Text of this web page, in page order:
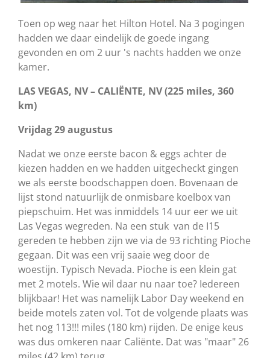
Toen op weg naar het Hilton Hotel. Na 3 pogingen
hadden we daar eindelijk de goede ingang
gevonden en om 2 uur 's nachts hadden we onze
kamer.
LAS VEGAS, NV – CALIËNTE, NV (225 miles, 360
km)
Vrijdag 29 augustus
Nadat we onze eerste bacon & eggs achter de
kiezen hadden en we hadden uitgecheckt gingen
we als eerste boodschappen doen. Bovenaan de
lijst stond natuurlijk de onmisbare koelbox van
piepschuim. Het was inmiddels 14 uur eer we uit
Las Vegas wegreden. Na een stuk van de I15
gereden te hebben zijn we via de 93 richting Pioche
gegaan. Dit was een vrij saaie weg door de
woestijn. Typisch Nevada. Pioche is een klein gat
met 2 motels. Wie wil daar nu naar toe? Iedereen
blijkbaar! Het was namelijk Labor Day weekend en
beide motels zaten vol. Tot de volgende plaats was
het nog 113!!! miles (180 km) rijden. De enige keus
was dus omkeren naar Caliënte. Dat was "maar" 26